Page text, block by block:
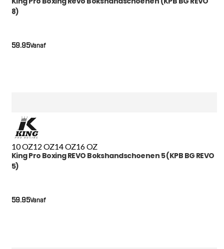
8)
Vanaf
59.95
10 OZ12 OZ14 OZ16 OZ
King Pro Boxing REVO Bokshandschoenen 5 (KPB BG REVO
5)
Vanaf
59.95